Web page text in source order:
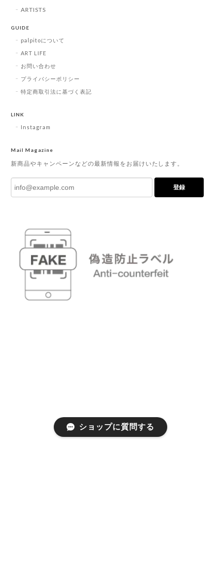
ARTISTS
GUIDE
palpitoについて
ART LIFE
お問い合わせ
プライバシーポリシー
特定商取引法に基づく表記
LINK
Instagram
Mail Magazine
新商品やキャンペーンなどの最新情報をお届けいたします。
登録
ショップに質問する